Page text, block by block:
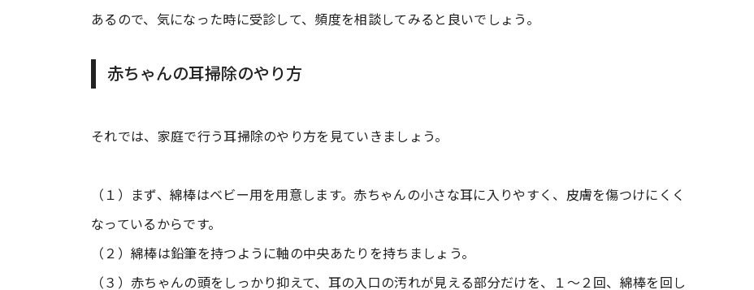
あるので、気になった時に受診して、頻度を相談してみると良いでしょう。
赤ちゃんの耳掃除のやり方
それでは、家庭で行う耳掃除のやり方を見ていきましょう。
（１）まず、綿棒はベビー用を用意します。赤ちゃんの小さな耳に入りやすく、皮膚を傷つけにくく
なっているからです。
（２）綿棒は鉛筆を持つように軸の中央あたりを持ちましょう。
（３）赤ちゃんの頭をしっかり抑えて、耳の入口の汚れが見える部分だけを、１〜２回、綿棒を回し